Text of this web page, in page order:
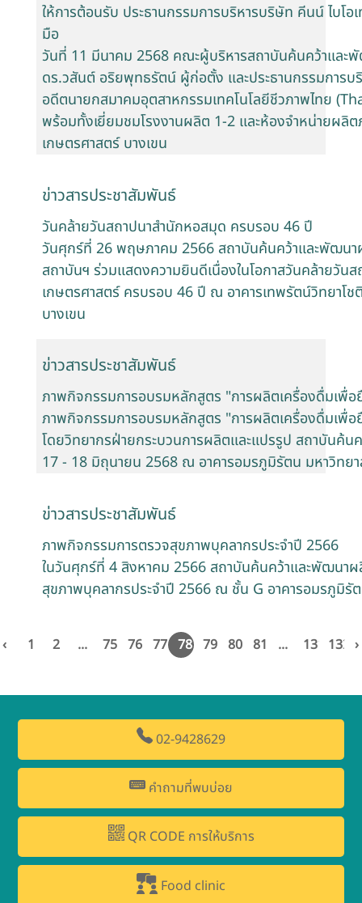
ให้การต้อนรับ ประธานกรรมการบริหารบริษัท คีนน์ ไบโ
มือ
วันที่ 11 มีนาคม 2568 คณะผู้บริหารสถาบันค้นคว้าและ
ดร.วสันต์ อริยพุทธรัตน์ ผู้ก่อตั้ง และประธานกรรมการบ
อดีตนายกสมาคมอุตสาหกรรมเทคโนโลยีชีวภาพไทย
พร้อมทั้งเยี่ยมชมโรงงานผลิต 1-2 และห้องจำหน่ายผ
เกษตรศาสตร์ บางเขน
ข่าวสารประชาสัมพันธ์
วันคล้ายวันสถาปนาสำนักหอสมุด ครบรอบ 46 ปี
วันศุกร์ที่ 26 พฤษภาคม 2566 สถาบันค้นคว้าและพัฒน
สถาบันฯ ร่วมแสดงความยินดีเนื่องในโอกาสวันคล้ายวัน
เกษตรศาสตร์ ครบรอบ 46 ปี ณ อาคารเทพรัตน์วิทยาโ
บางเขน
ข่าวสารประชาสัมพันธ์
ภาพกิจกรรมการอบรมหลักสูตร "การผลิตเครื่องดื่มเพื่
ภาพกิจกรรมการอบรมหลักสูตร "การผลิตเครื่องดื่มเพื่
โดยวิทยากรฝ่ายกระบวนการผลิตและแปรรูป สถาบันค้
17 - 18 มิถุนายน 2568 ณ อาคารอมรภูมิรัตน มหาวิทยา
ข่าวสารประชาสัมพันธ์
ภาพกิจกรรมการตรวจสุขภาพบุคลากรประจำปี 2566
ในวันศุกร์ที่ 4 สิงหาคม 2566 สถาบันค้นคว้าและพัฒนา
สุขภาพบุคลากรประจำปี 2566 ณ ชั้น G อาคารอมรภูมิรั
‹ 1 2 ... 75 76 77 78 79 80 81 ... 131 132 ›
02-9428629
คำถามที่พบบ่อย
QR CODE การให้บริการ
Food clinic